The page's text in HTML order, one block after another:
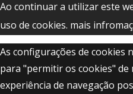
Ao continuar a utilizar este
uso de cookies. mais
As configurações de cookies
para "permitir os cookies"
experiência de navegação